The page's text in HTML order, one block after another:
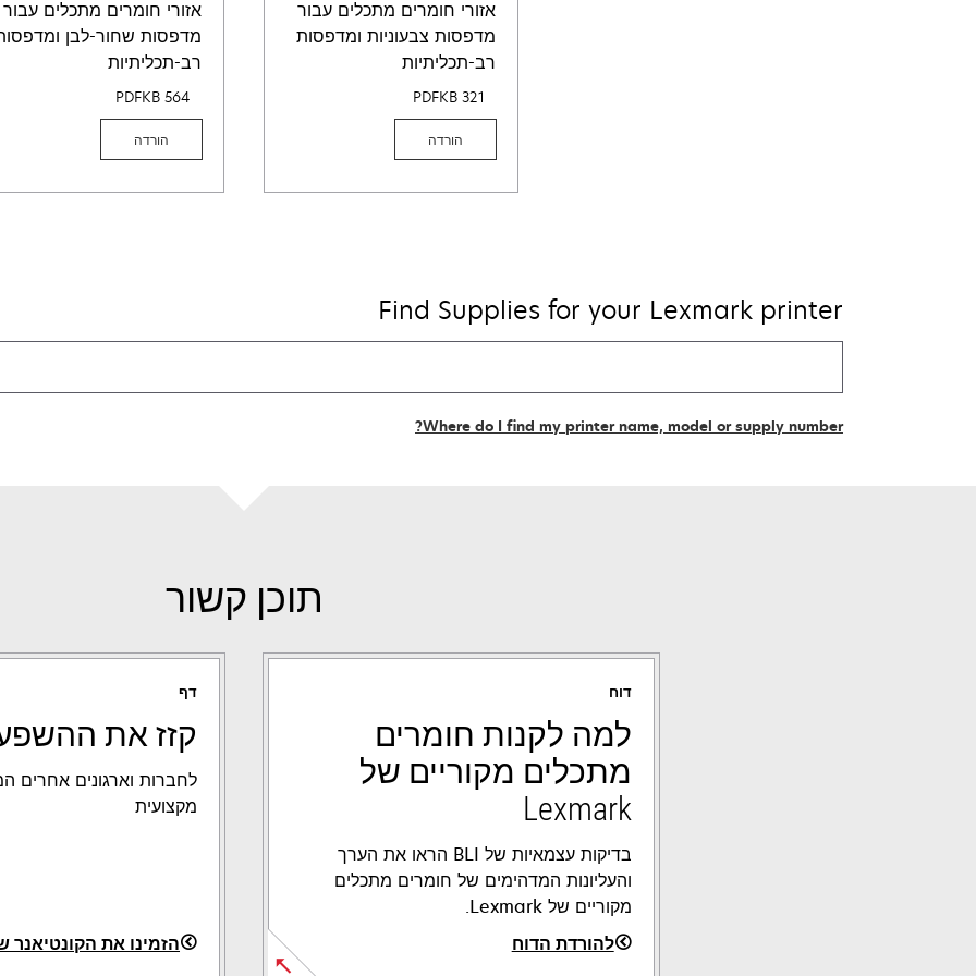
אזורי חומרים מתכלים עבור
מדפסות צבעוניות ומדפסות
רב-תכליתיות
321 KB
PDF
הורדה
אזורי חומרים מתכלים עבור
מדפסות שחור-לבן
רב-תכליתיות
564 KB
PDF
הורדה
Find Supplies for your Lexmark printer
Where do I find my printer name, model or supply number?
תוכן קשור
דוח
למה לקנות חומרים
מתכלים מקוריים של
Lexmark
בדיקות עצמאיות של BLI הראו את הערך
והעליונות המדהימים של חומרים מתכלים
מקוריים של Lexmark.
להורדת הדוח
דף
קזז את
לחברות וארגונים אחרים
מקצועית
הזמינו את הקונטיאנר